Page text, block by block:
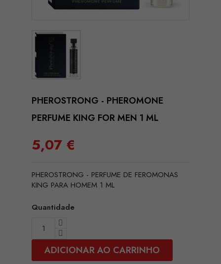
PHEROSTRONG - PHEROMONE
PERFUME KING FOR MEN 1 ML
5,07 €
PHEROSTRONG - PERFUME DE FEROMONAS
KING PARA HOMEM 1 ML
Quantidade
ADICIONAR AO CARRINHO